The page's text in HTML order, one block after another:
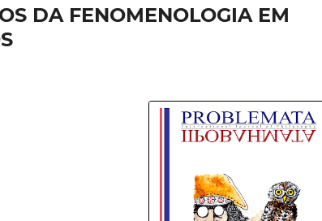
DA FENOMENOLOGIA EM